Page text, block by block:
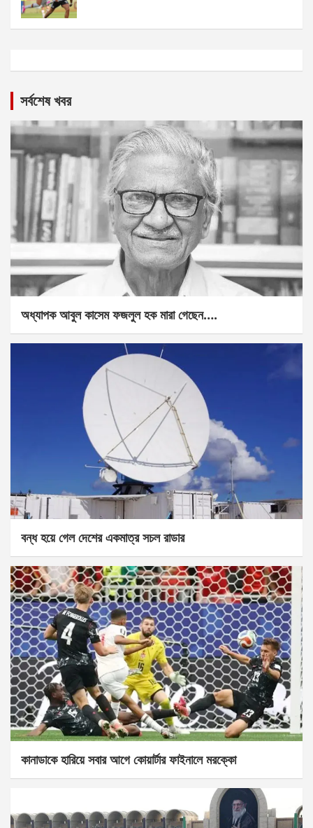
সর্বশেষ খবর
অধ্যাপক আবুল কাসেম ফজলুল হক মারা গেছেন….
বন্ধ হয়ে গেল দেশের একমাত্র সচল রাডার
কানাডাকে হারিয়ে সবার আগে কোয়ার্টার ফাইনালে মরক্কো